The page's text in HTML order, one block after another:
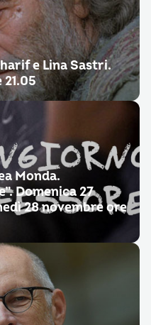
e Lina Sastri.
Monda.
Domenica 27
28 novembre ore